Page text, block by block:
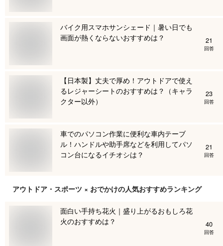
バイク用スマホサンシェード｜暑い日でも
画面が熱くならないおすすめは？
21
回答
【日本製】丈夫で厚め！アウトドアで使え
るレジャーシートのおすすめは？（キャラ
クター以外）
23
回答
車でのパソコン作業に便利な車内テーブ
ル！ハンドルや助手席などを利用してパソ
コン台になるイチオシは？
21
回答
アウトドア・スポーツ × おでかけの人気おすすめランキング
面白い手持ち花火｜盛り上がるおもしろ花
火のおすすめは？
40
回答